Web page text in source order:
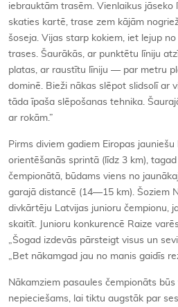
iebrauktām trasēm. Vienlaikus jāseko
skaties kartē, trase zem kājām
šoseja. Vijas starp kokiem, iet lejup
trases. Šaurākās, ar punktētu līniju
platas, ar raustītu līniju — par metru
dominē. Bieži nākas slēpot slidsolī ar
tāda īpaša slēpošanas tehnika.
ar rokām.”
Pirms diviem gadiem Eiropas
orientēšanās sprintā (līdz 3 km),
čempionātā, būdams viens no
garajā distancē (14—15 km). Šoziem
divkārtēju Latvijas junioru čempionu,
skaitīt. Junioru konkurencē Raize
„Šogad izdevās pārsteigt visus un
„Bet nākamgad jau no manis gaidīs
Nākamziem pasaules čempionāts
nepieciešams, lai tiktu augstāk par